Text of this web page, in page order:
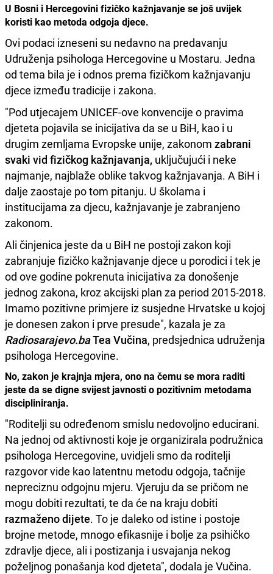
U Bosni i Hercegovini fizičko kažnjavanje se još uvijek
koristi kao metoda odgoja djece.
Ovi podaci izneseni su nedavno na predavanju
Udruženja psihologa Hercegovine u Mostaru. Jedna
od tema bila je i odnos prema fizičkom kažnjavanju
djece između tradicije i zakona.
"Pod utjecajem UNICEF-ove konvencije o pravima
djeteta pojavila se inicijativa da se u BiH, kao i u
drugim zemljama Evropske unije, zakonom zabrani
svaki vid fizičkog kažnjavanja, uključujući i neke
najmanje, najblaže oblike takvog kažnjavanja. A BiH i
dalje zaostaje po tom pitanju. U školama i
institucijama za djecu, kažnjavanje je zabranjeno
zakonom.
Ali činjenica jeste da u BiH ne postoji zakon koji
zabranjuje fizičko kažnjavanje djece u porodici i tek je
od ove godine pokrenuta inicijativa za donošenje
jednog zakona, kroz akcijski plan za period 2015-2018.
Imamo pozitivne primjere iz susjedne Hrvatske u kojoj
je donesen zakon i prve presude", kazala je za
Radiosarajevo.baTea Vučina, predsjednica udruženja
psihologa Hercegovine.
No, zakon je krajnja mjera, ono na čemu se mora raditi
jeste da se digne svijest javnosti o pozitivnim metodama
discipliniranja.
"Roditelji su određenom smislu nedovoljno educirani.
Na jednoj od aktivnosti koje je organizirala podružnica
psihologa Hercegovine, uvidjeli smo da roditelji
razgovor vide kao latentnu metodu odgoja, tačnije
nepreciznu odgojnu mjeru. Vjeruju da se pričom ne
mogu dobiti rezultati, te da će na kraju dobiti
razmaženo dijete. To je daleko od istine i postoje
brojne metode, mnogo efikasnije i bolje za psihičko
zdravlje djece, ali i postizanja i usvajanja nekog
poželjnog ponašanja kod djeteta", dodala je Vučina.